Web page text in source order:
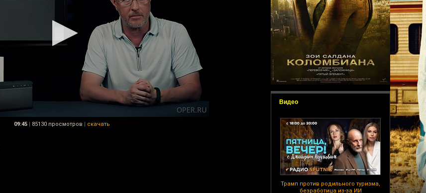
Видео
Трамп против родильного туризма,
безработица из-за ИИ
09:45 | 85130 просмотров | скачать